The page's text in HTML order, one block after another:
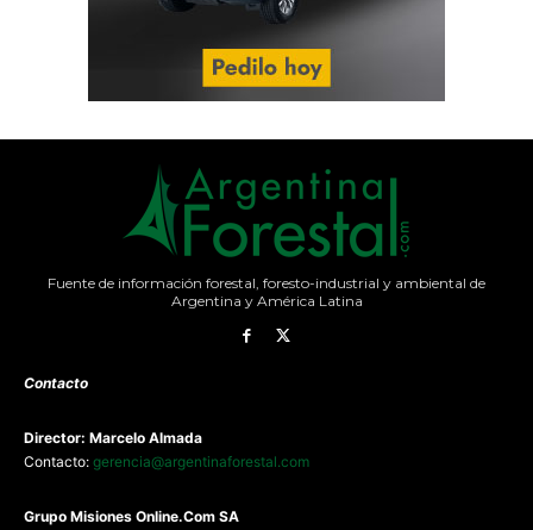
Fuente de información forestal, foresto-industrial y ambiental de
Argentina y América Latina
Contacto
Director: Marcelo Almada
Contacto: gerencia@argentinaforestal.com
Grupo Misiones Online.Com SA